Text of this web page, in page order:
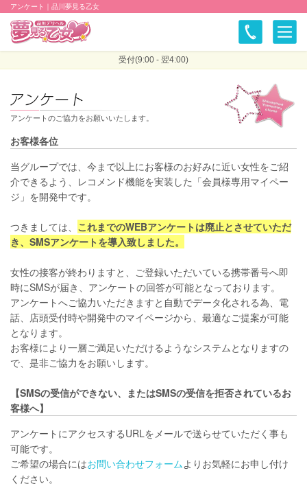
アンケート｜品川夢見る乙女
受付(9:00 - 翌4:00)
アンケートのご協力をお願いいたします。
お客様各位
当グループでは、今まで以上にお客様のお好みに近い女性をご紹
介できるよう、レコメンド機能を実装した「会員様専用マイペー
ジ」を開発中です。
つきましては、 これまでのWEBアンケートは廃止とさせていただ
き、SMSアンケートを導入致しました。
女性の接客が終わりますと、ご登録いただいている携帯番号へ即
時にSMSが届き、アンケートの回答が可能となっております。
アンケートへご協力いただきますと自動でデータ化される為、電
話、店頭受付時や開発中のマイページから、最適なご提案が可能
となります。
お客様により一層ご満足いただけるようなシステムとなりますの
で、是非ご協力をお願いします。
【SMSの受信ができない、またはSMSの受信を拒否されているお
客様へ】
アンケートにアクセスするURLをメールで送らせていただく事も
可能です。
ご希望の場合にはお問い合わせフォームよりお気軽にお申し付け
ください。